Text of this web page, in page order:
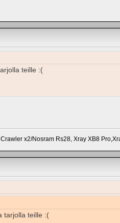
teille :(
x2/Nosram Rs28, Xray XB8
tarjolla teille :(